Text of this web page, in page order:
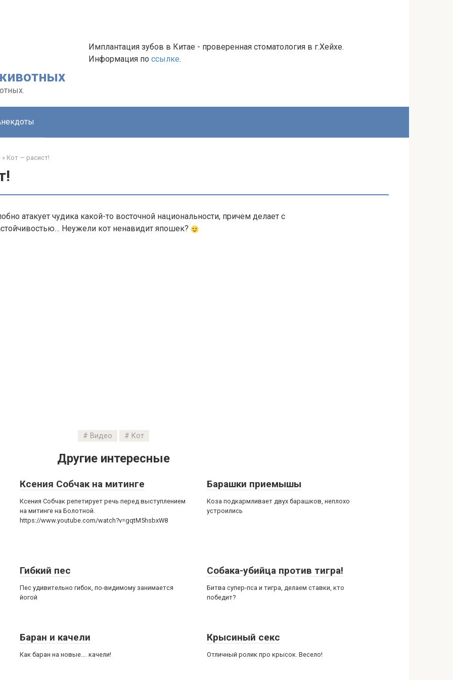
Имплантация зубов в Китае - проверенная стоматология в г.Хейхе.
Информация по ссылке.
» Кот — расист!
атакует чудика какой-то восточной национальности, причем делает с
Неужели кот ненавидит япошек?
Видео Кот
Другие интересные
Ксения Собчак на митинге
Ксения Собчак репетирует речь перед выступлением
на митинге на Болотной.
https://www.youtube.com/watch?v=gqtM5hsbxW8
Барашки приемышы
Коза подкармливает двух барашков, неплохо
устроились
Гибкий пес
Пес удивительно гибок, по-видимому занимается
йогой
Собака-убийца против тигра!
Битва супер-пса и тигра, делаем ставки, кто
победит?
Баран и качели
Как баран на новые…. качели!
Крысиный секс
Отличный ролик про крысок. Весело!